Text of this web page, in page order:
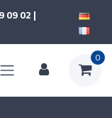
09 02 |
0